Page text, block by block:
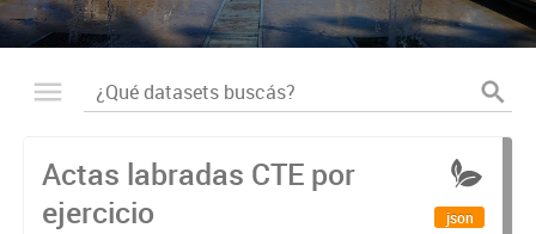
Actas labradas CTE por
ejercicio
json